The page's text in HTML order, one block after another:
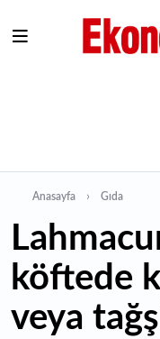
Anasayfa Gıda
köftede
veya